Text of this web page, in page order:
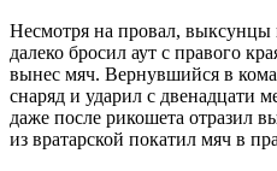
Несмотря на провал, выксунцы
далеко бросил аут с правого
вынес мяч. Вернувшийся в
снаряд и ударил с двенадцати
даже после рикошета отразил
из вратарской покатил мяч в